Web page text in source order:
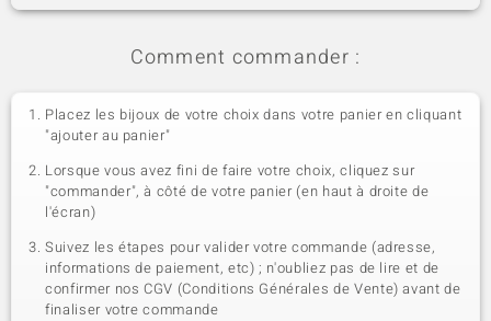
Comment commander :
Placez les bijoux de votre choix dans votre panier en cliquant
"ajouter au panier"
Lorsque vous avez fini de faire votre choix, cliquez sur
"commander", à côté de votre panier (en haut à droite de
l'écran)
Suivez les étapes pour valider votre commande (adresse,
informations de paiement, etc) ; n'oubliez pas de lire et de
confirmer nos CGV (Conditions Générales de Vente) avant de
finaliser votre commande